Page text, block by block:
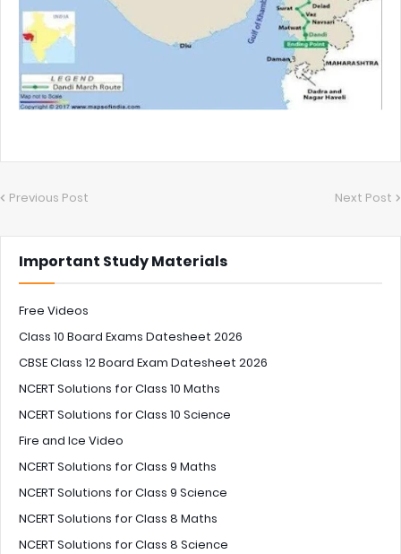
Previous Post Next Post
Important Study Materials
Free Videos
Class 10 Board Exams Datesheet 2026
CBSE Class 12 Board Exam Datesheet 2026
NCERT Solutions for Class 10 Maths
NCERT Solutions for Class 10 Science
Fire and Ice Video
NCERT Solutions for Class 9 Maths
NCERT Solutions for Class 9 Science
NCERT Solutions for Class 8 Maths
NCERT Solutions for Class 8 Science